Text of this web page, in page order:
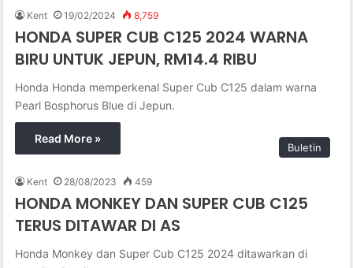
Kent 19/02/2024 8,759
HONDA SUPER CUB C125 2024 WARNA
BIRU UNTUK JEPUN, RM14.4 RIBU
Honda Honda memperkenal Super Cub C125 dalam warna
Pearl Bosphorus Blue di Jepun.
Read More »
Buletin
Kent 28/08/2023 459
HONDA MONKEY DAN SUPER CUB C125
TERUS DITAWAR DI AS
Honda Monkey dan Super Cub C125 2024 ditawarkan di